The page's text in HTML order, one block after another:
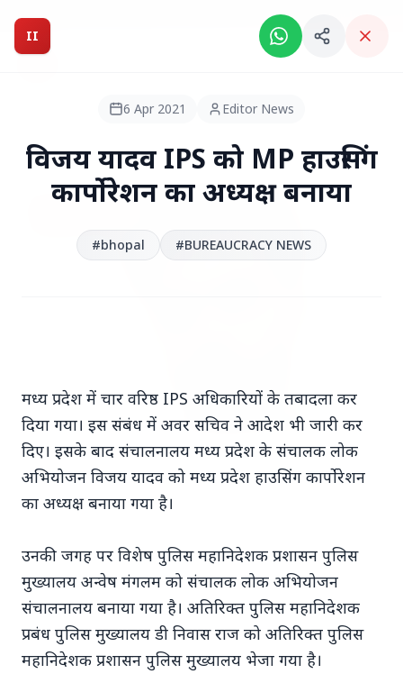
Breaking News: Intelligent India Magazine is now live.
II
HEADLINES
7 Jun 2026
अंशुल कुंचा कौन थे? अमेरिका में
'फर्जी' पिज्जा ऑर्डर डिलीवर करते हुए
भारतीय युवक की गोली मारकर हत्या,
परिवार का आरोप - "ट्रैप था"
अमेरिका में 'फर्जी' पिज्जा ऑर्डर डिलीवर करते हुए
II
6 Apr 2021 Editor News
विजय यादव IPS को MP हाउसिंग
कार्पोरेशन का अध्यक्ष बनाया
#bhopal #BUREAUCRACY NEWS
मध्य प्रदेश में चार वरिष्ठ IPS अधिकारियों के तबादला कर
दिया गया। इस संबंध में अवर सचिव ने आदेश भी जारी कर
दिए। इसके बाद संचालनालय मध्य प्रदेश के संचालक लोक
अभियोजन विजय यादव को मध्य प्रदेश हाउसिंग कार्पोरेशन
का अध्यक्ष बनाया गया है।
उनकी जगह पर विशेष पुलिस महानिदेशक प्रशासन पुलिस
मुख्यालय अन्वेष मंगलम को संचालक लोक अभियोजन
संचालनालय बनाया गया है। अतिरिक्त पुलिस महानिदेशक
प्रबंध पुलिस मुख्यालय डी निवास राज को अतिरिक्त पुलिस
महानिदेशक प्रशासन पुलिस मुख्यालय भेजा गया है।